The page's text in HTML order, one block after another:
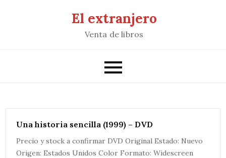
El extranjero
Venta de libros
Una historia sencilla (1999) – DVD
Precio y stock a confirmar DVD Original Estado: Nuevo
Origen: Estados Unidos Color Formato: Widescreen